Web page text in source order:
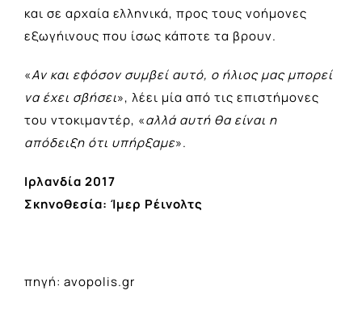
και σε αρχαία ελληνικά, προς τους νοήμονες
εξωγήινους που ίσως κάποτε τα βρουν.
«Αν και εφόσον συμβεί αυτό, ο ήλιος μας μπορεί
να έχει σβήσει», λέει μία από τις επιστήμονες
του ντοκιμαντέρ, «αλλά αυτή θα είναι η
απόδειξη ότι υπήρξαμε».
Ιρλανδία 2017
Σκηνοθεσία: Ίμερ Ρέινολτς
πηγή: avopolis.gr